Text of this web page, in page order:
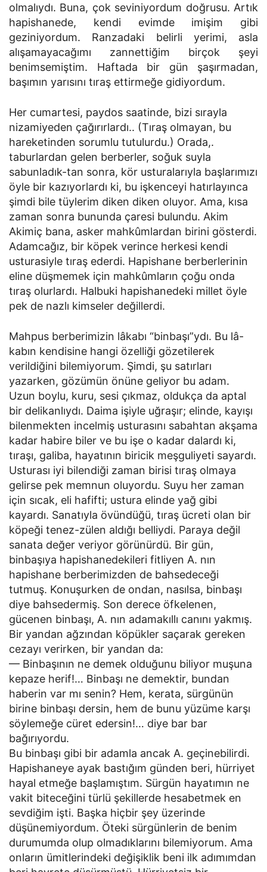
olmalıydı. Buna, çok seviniyordum doğrusu. Artık
hapishanede, kendi evimde imişim gibi
geziniyordum. Ranzadaki belirli yerimi, asla
alışamayacağımı zannettiğim birçok şeyi
benimsemiştim. Haftada bir gün şaşırmadan,
başımın yarısını tıraş ettirmeğe gidiyordum.
Her cumartesi, paydos saatinde, bizi sırayla
nizamiyeden çağırırlardı.. (Tıraş olmayan, bu
hareketinden sorumlu tutulurdu.) Orada,.
taburlardan gelen berberler, soğuk suyla
sabunladık-tan sonra, kör usturalarıyla başlarımızı
öyle bir kazıyorlardı ki, bu işkenceyi hatırlayınca
şimdi bile tüylerim diken diken oluyor. Ama, kısa
zaman sonra bununda çaresi bulundu. Akim
Akimiç bana, asker mahkûmlardan birini gösterdi.
Adamcağız, bir köpek verince herkesi kendi
usturasiyle tıraş ederdi. Hapishane berberlerinin
eline düşmemek için mahkûmların çoğu onda
tıraş olurlardı. Halbuki hapishanedeki millet öyle
pek de nazlı kimseler değillerdi.
Mahpus berberimizin lâkabı “binbaşı”ydı. Bu lâ-
kabın kendisine hangi özelliği gözetilerek
verildiğini bilemiyorum. Şimdi, şu satırları
yazarken, gözümün önüne geliyor bu adam.
Uzun boylu, kuru, sesi çıkmaz, oldukça da aptal
bir delikanlıydı. Daima işiyle uğraşır; elinde, kayışı
bilenmekten incelmiş usturasını sabahtan akşama
kadar habire biler ve bu işe o kadar dalardı ki,
tıraşı, galiba, hayatının biricik meşguliyeti sayardı.
Usturası iyi bilendiği zaman birisi tıraş olmaya
gelirse pek memnun oluyordu. Suyu her zaman
için sıcak, eli hafifti; ustura elinde yağ gibi
kayardı. Sanatıyla övündüğü, tıraş ücreti olan bir
köpeği tenez-zülen aldığı belliydi. Paraya değil
sanata değer veriyor görünürdü. Bir gün,
binbaşıya hapishanedekileri fitliyen A. nın
hapishane berberimizden de bahsedeceği
tutmuş. Konuşurken de ondan, nasılsa, binbaşı
diye bahsedermiş. Son derece öfkelenen,
gücenen binbaşı, A. nın adamakıllı canını yakmış.
Bir yandan ağzından köpükler saçarak gereken
cezayı verirken, bir yandan da:
— Binbaşının ne demek olduğunu biliyor muşuna
kepaze herif!… Binbaşı ne demektir, bundan
haberin var mı senin? Hem, kerata, sürgünün
birine binbaşı dersin, hem de bunu yüzüme karşı
söylemeğe cüret edersin!… diye bar bar
bağırıyordu.
Bu binbaşı gibi bir adamla ancak A. geçinebilirdi.
Hapishaneye ayak bastığım günden beri, hürriyet
hayal etmeğe başlamıştım. Sürgün hayatımın ne
vakit biteceğini türlü şekillerde hesabetmek en
sevdiğim işti. Başka hiçbir şey üzerinde
düşünemiyordum. Öteki sürgünlerin de benim
durumumda olup olmadıklarını bilemiyorum. Ama
onların ümitlerindeki değişiklik beni ilk adımımdan